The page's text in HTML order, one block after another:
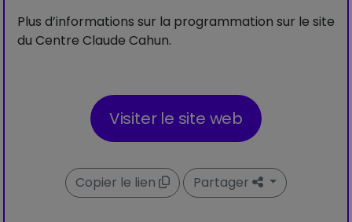
Plus d’informations sur la programmation sur le site
du Centre Claude Cahun.
Visiter le site web
Copier le lien Partager